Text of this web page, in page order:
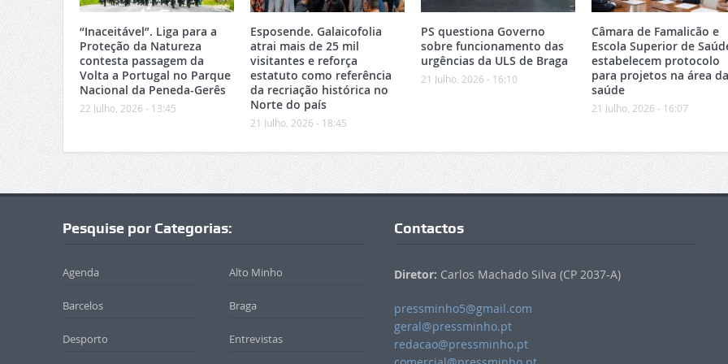
“Inaceitável”. Liga para a
Proteção da Natureza
contesta passagem da
Volta a Portugal no Parque
Nacional da Peneda-Gerês
22 Julho, 2026 - 13:45
Esposende. Galaicofolia
atrai mais de 25 mil
visitantes e reforça
estatuto como referência
da recriação histórica no
Norte do país
21 Julho, 2026 - 18:45
PS questiona Governo
sobre funcionamento das
urgências da ULS de Braga
21 Julho, 2026 - 16:10
Câmara de Famalicão e
Escola Superior de
estabelecem protocolo
para projetos na área da
saúde
21 Julho, 2026 - 16:07
Pesquise por Categorias:
Agenda Alto Minho
Barcelos Braga
Desporto Entrevistas
Contactos
Diretor: Carlos Machado Silva (CP 2037-A)
pressminho5@gmail.com
geral@pressminho.pt
redacao@pressminho.pt